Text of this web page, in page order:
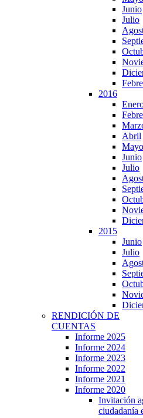
Junio
Julio
2016
Abril
Mayo
Junio
Julio
2015
Junio
Julio
RENDICIÓN DE
CUENTAS
Informe 2025
Informe 2024
Informe 2023
Informe 2022
Informe 2021
Informe 2020
Invitación
ciudadanía